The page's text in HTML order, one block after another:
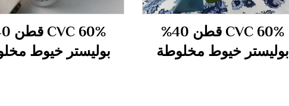
CVC 60% قطن 40%
بوليستر خيوط مخلوطة
بوليستر خيوط